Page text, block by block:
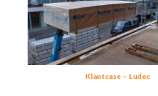
Klantcase – Ludec